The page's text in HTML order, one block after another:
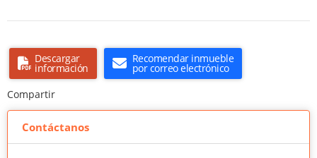
Descargar
información
Recomendar inmueble
por correo electrónico
Compartir
Contáctanos